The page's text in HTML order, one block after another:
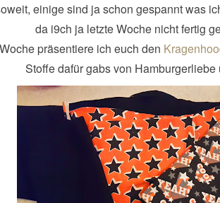
einige sind ja schon gespannt was
da i9ch ja letzte Woche nicht fertig
präsentiere ich euch den
Stoffe dafür gabs von Hamburgerliebe